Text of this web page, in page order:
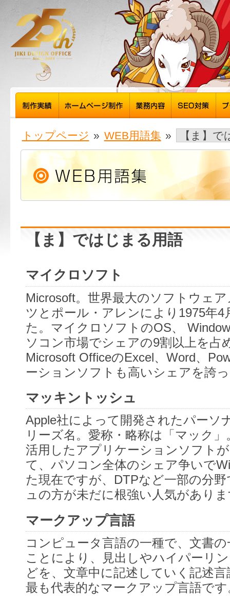
トップページ » WEB用語集 » 【ま】
【ま】ではじまる用語
マイクロソフト
Microsoft。世界最大のソフトウェ
ツとポール・アレンにより1975年4
た。マイクロソフトのOS、
ソコン市場でシェアの9割以上を占
Microsoft OfficeのExcel、Word、
ーションソフトも高いシェアを誇
マッキントッシュ
Apple社によって開発されたパーソ
リーズ名。愛称・略称は「マック
活用したアプリケーションソフト
て、パソコン全体のシェア争いで
た現在ですが、DTPなど一部の分
ュの方が未だに根強い人気があり
マークアップ言語
コンピュータ言語の一種で、文書
ことにより、見出しやハイパーリ
どを、文章中に記述していく記述
最も代表的なマークアップ言語です